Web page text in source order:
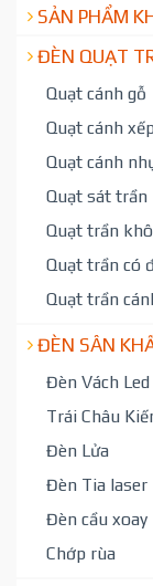
SẢN PHẨM
ĐÈN QUẠT
Quạt cánh gỗ
Quạt cánh
Quạt cánh
Quạt sát trần
Quạt trần
Quạt trần có
Quạt trần
ĐÈN SÂN
Đèn Vách Led
Trái Châu
Đèn Lửa
Đèn Tia laser
Đèn cầu xoay
Chớp rùa